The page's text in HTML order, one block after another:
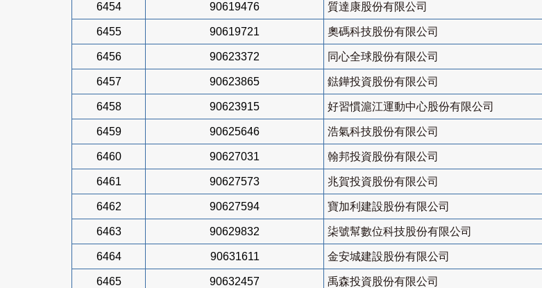
6454 90619476 質達康股份有限公司
6455 90619721 奧碼科技股份有限公司
6456 90623372 同心全球股份有限公司
6457 90623865 鍅鏵投資股份有限公司
6458 90623915 好習慣滬江運動中心股份有限公司
6459 90625646 浩氣科技股份有限公司
6460 90627031 翰邦投資股份有限公司
6461 90627573 兆賀投資股份有限公司
6462 90627594 寶加利建設股份有限公司
6463 90629832 柒號幫數位科技股份有限公司
6464 90631611 金安城建設股份有限公司
6465 90632457 禹森投資股份有限公司